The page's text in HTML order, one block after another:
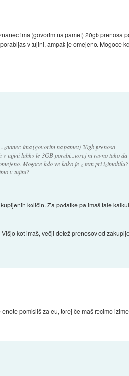
ima (govorim na pamet) 20gb prenosa
v tujini, ampak je omejeno. Mogoce
ima (govorim na pamet) 20gb prenosa
v tujini lahko le 3GB porabi...torej ni ravno tako da
Mogoce kdo ve kako je z tem pri izimobilu?
v tujini?
količin. Za podatke pa imaš tale
kot imaš, večji delež prenosov od
pomisliš za eu, torej če maš recimo